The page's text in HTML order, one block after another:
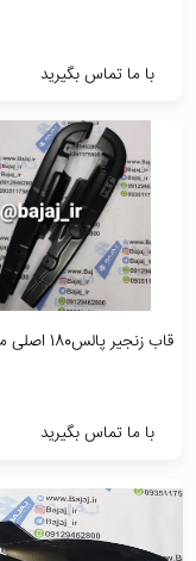
با ما تماس بگیرید
قاب زنجیر پالس180 اصلی مشکی
با ما تماس بگیرید